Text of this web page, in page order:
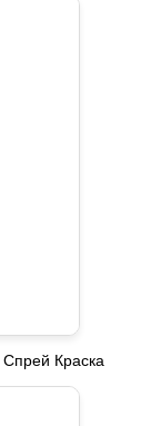
Краска